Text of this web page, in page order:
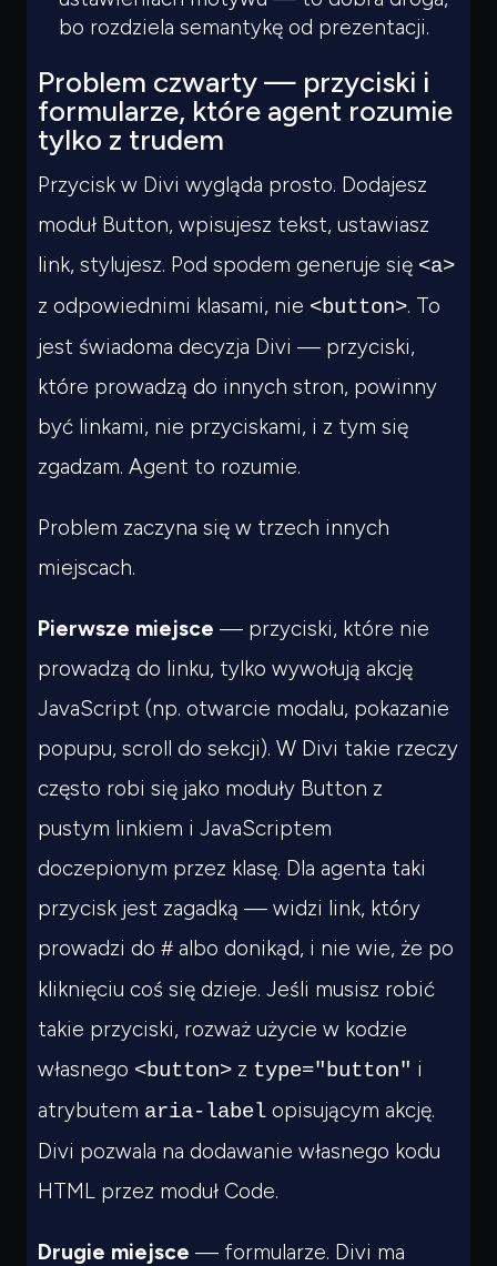
bo rozdziela semantykę od prezentacji.
Problem czwarty — przyciski i
formularze, które agent rozumie
tylko z trudem
Przycisk w Divi wygląda prosto. Dodajesz
moduł Button, wpisujesz tekst, ustawiasz
link, stylujesz. Pod spodem generuje się <a>
z odpowiednimi klasami, nie <button>. To
jest świadoma decyzja Divi — przyciski,
które prowadzą do innych stron, powinny
być linkami, nie przyciskami, i z tym się
zgadzam. Agent to rozumie.
Problem zaczyna się w trzech innych
miejscach.
Pierwsze miejsce — przyciski, które nie
prowadzą do linku, tylko wywołują akcję
JavaScript (np. otwarcie modalu, pokazanie
popupu, scroll do sekcji). W Divi takie rzeczy
często robi się jako moduły Button z
pustym linkiem i JavaScriptem
doczepionym przez klasę. Dla agenta taki
przycisk jest zagadką — widzi link, który
prowadzi do # albo donikąd, i nie wie, że po
kliknięciu coś się dzieje. Jeśli musisz robić
takie przyciski, rozważ użycie w kodzie
własnego <button> z type="button" i
atrybutem aria-label opisującym akcję.
Divi pozwala na dodawanie własnego kodu
HTML przez moduł Code.
Drugie miejsce — formularze. Divi ma